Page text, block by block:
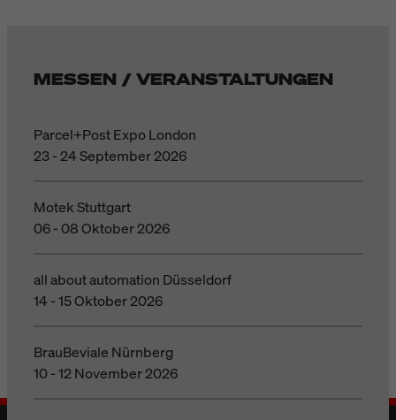
MESSEN / VERANSTALTUNGEN
Parcel+Post Expo London
23 - 24 September 2026
Motek Stuttgart
06 - 08 Oktober 2026
all about automation Düsseldorf
14 - 15 Oktober 2026
BrauBeviale Nürnberg
10 - 12 November 2026